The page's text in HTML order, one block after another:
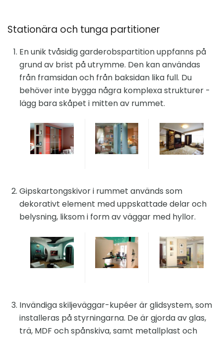
Stationära och tunga partitioner
En unik tvåsidig garderobspartition uppfanns på
grund av brist på utrymme. Den kan användas
från framsidan och från baksidan lika full. Du
behöver inte bygga några komplexa strukturer -
lägg bara skåpet i mitten av rummet.
Gipskartongskivor i rummet används som
dekorativt element med uppskattade delar och
belysning, liksom i form av väggar med hyllor.
Invändiga skiljeväggar-kupéer är glidsystem, som
installeras på styrningarna. De är gjorda av glas,
trä, MDF och spånskiva, samt metallplast och